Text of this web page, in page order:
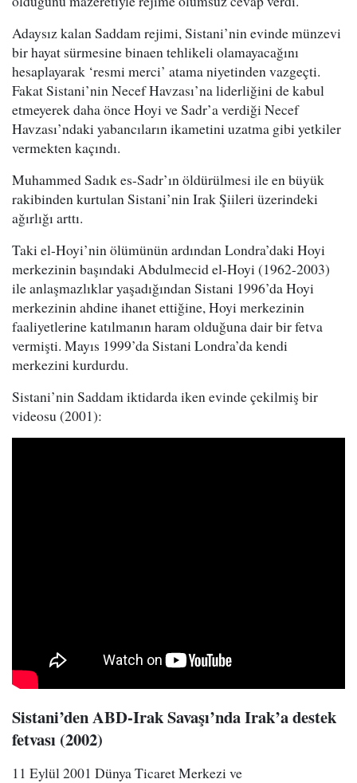
Adaysız kalan Saddam rejimi, Sistani’nin evinde münzevi
bir hayat sürmesine binaen tehlikeli olamayacağını
hesaplayarak ‘resmi merci’ atama niyetinden vazgeçti.
Fakat Sistani’nin Necef Havzası’na liderliğini de kabul
etmeyerek daha önce Hoyi ve Sadr’a verdiği Necef
Havzası’ndaki yabancıların ikametini uzatma gibi yetkiler
vermekten kaçındı.
Muhammed Sadık es-Sadr’ın öldürülmesi ile en büyük
rakibinden kurtulan Sistani’nin Irak Şiileri üzerindeki
ağırlığı arttı.
Taki el-Hoyi’nin ölümünün ardından Londra’daki Hoyi
merkezinin başındaki Abdulmecid el-Hoyi (1962-2003)
ile anlaşmazlıklar yaşadığından Sistani 1996’da Hoyi
merkezinin ahdine ihanet ettiğine, Hoyi merkezinin
faaliyetlerine katılmanın haram olduğuna dair bir fetva
vermişti. Mayıs 1999’da Sistani Londra’da kendi
merkezini kurdurdu.
Sistani’nin Saddam iktidarda iken evinde çekilmiş bir
videosu (2001):
Sistani’den ABD-Irak Savaşı’nda Irak’a destek
fetvası (2002)
11 Eylül 2001 Dünya Ticaret Merkezi ve